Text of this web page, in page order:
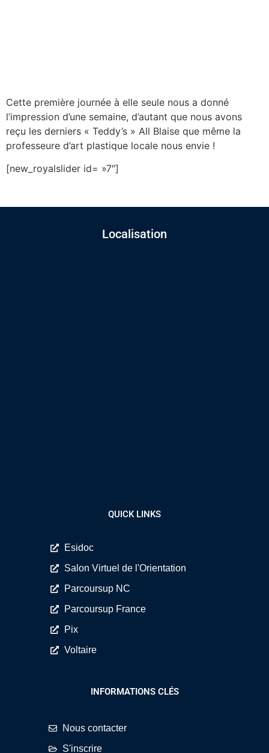
Cette première journée à elle seule nous a donné
l’impression d’une semaine, d’autant que nous avons
reçu les derniers « Teddy’s » All Blaise que même la
professeure d’art plastique locale nous envie !
[new_royalslider id= »7″]
Localisation
QUICK LINKS
Esidoc
Salon Virtuel de l'Orientation
Parcoursup NC
Parcoursup France
Pix
Voltaire
INFORMATIONS CLÉS
Nous contacter
S'inscrire